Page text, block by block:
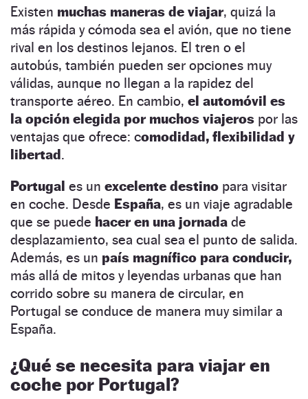
Existen muchas maneras de viajar, quizá la
más rápida y cómoda sea el avión, que no tiene
rival en los destinos lejanos. El tren o el
autobús, también pueden ser opciones muy
válidas, aunque no llegan a la rapidez del
transporte aéreo. En cambio, el automóvil es
la opción elegida por muchos viajeros por las
ventajas que ofrece: comodidad, flexibilidad y
libertad.
Portugal es un excelente destino para visitar
en coche. Desde España, es un viaje agradable
que se puede hacer en una jornada de
desplazamiento, sea cual sea el punto de salida.
Además, es un país magnífico para conducir,
más allá de mitos y leyendas urbanas que han
corrido sobre su manera de circular, en
Portugal se conduce de manera muy similar a
España.
¿Qué se necesita para viajar en
coche por Portugal?